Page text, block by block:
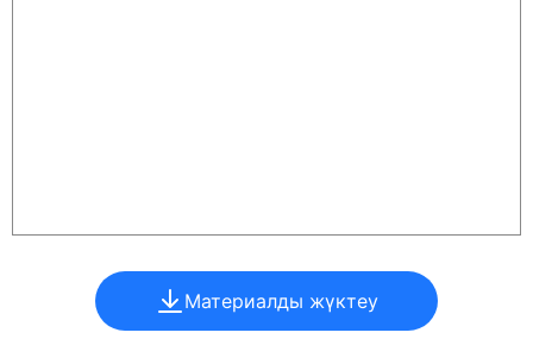
Материалды жүктеу